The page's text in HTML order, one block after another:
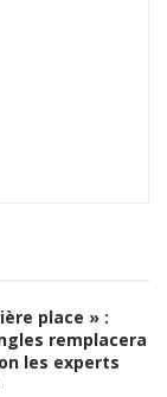
place » :
remplacera
les experts